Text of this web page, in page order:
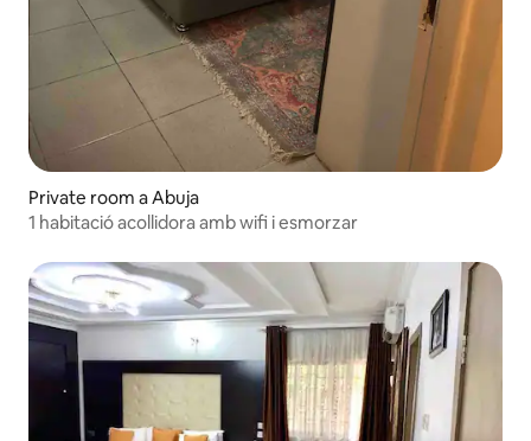
Private room a Abuja
1 habitació acollidora amb wifi i esmorzar